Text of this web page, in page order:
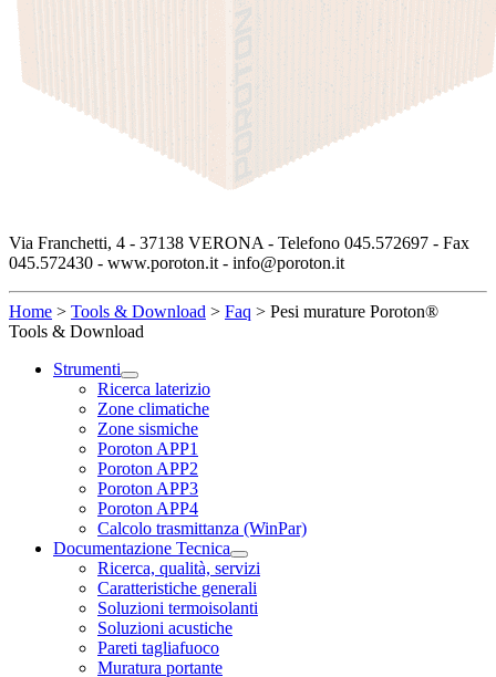
Via Franchetti, 4 - 37138 VERONA - Telefono 045.572697 - Fax
045.572430 - www.poroton.it - info@poroton.it
Home > Tools & Download > Faq > Pesi murature Poroton®
Tools & Download
Strumenti
Ricerca laterizio
Zone climatiche
Zone sismiche
Poroton APP1
Poroton APP2
Poroton APP3
Poroton APP4
Calcolo trasmittanza (WinPar)
Documentazione Tecnica
Ricerca, qualità, servizi
Caratteristiche generali
Soluzioni termoisolanti
Soluzioni acustiche
Pareti tagliafuoco
Muratura portante